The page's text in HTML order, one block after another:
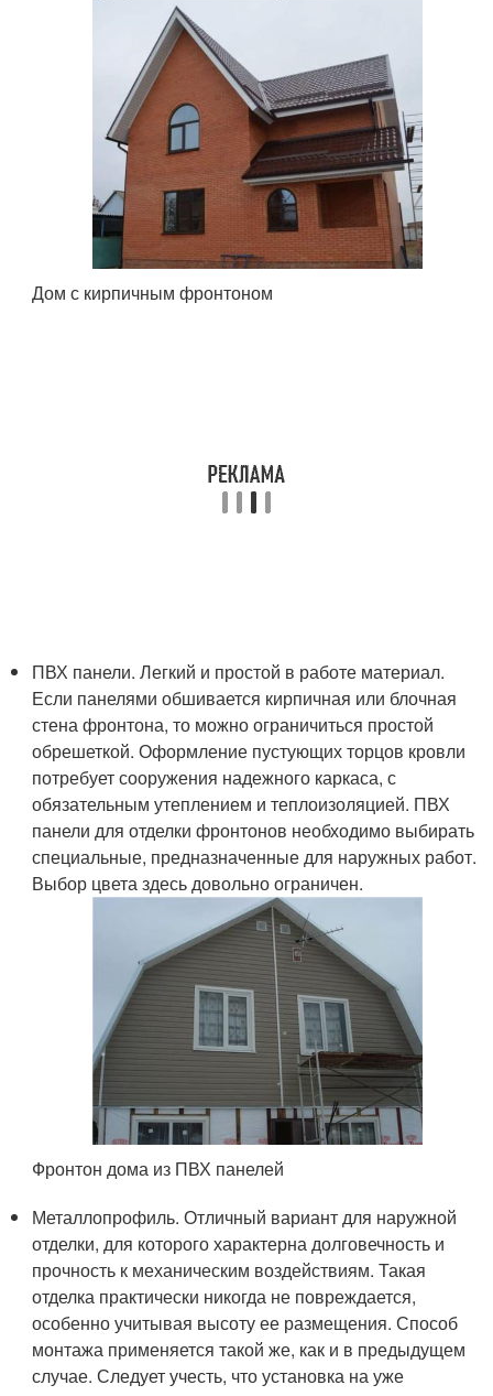
Дом с кирпичным фронтоном
ПВХ панели. Легкий и простой в работе материал.
Если панелями обшивается кирпичная или блочная
стена фронтона, то можно ограничиться простой
обрешеткой. Оформление пустующих торцов кровли
потребует сооружения надежного каркаса, с
обязательным утеплением и теплоизоляцией. ПВХ
панели для отделки фронтонов необходимо выбирать
специальные, предназначенные для наружных работ.
Выбор цвета здесь довольно ограничен.
Фронтон дома из ПВХ панелей
Металлопрофиль. Отличный вариант для наружной
отделки, для которого характерна долговечность и
прочность к механическим воздействиям. Такая
отделка практически никогда не повреждается,
особенно учитывая высоту ее размещения. Способ
монтажа применяется такой же, как и в предыдущем
случае. Следует учесть, что установка на уже